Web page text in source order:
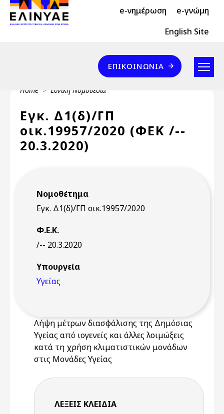
Skip to main content
Header Top 2 e-νημέρωση e-γνώμη
Header Top English Site
Επικοινωνία
ΕΠΙΚΟΙΝΩΝΊΑ
Breadcrumb
Home Εθνική Νομοθεσία
Εγκ. Δ1(δ)/ΓΠ
οικ.19957/2020 (ΦΕΚ /--
20.3.2020)
Νομοθέτημα
Εγκ. Δ1(δ)/ΓΠ οικ.19957/2020
Φ.Ε.Κ.
/-- 20.3.2020
Υπουργεία
Υγείας
Λήψη μέτρων διασφάλισης της Δημόσιας
Υγείας από ιογενείς και άλλες λοιμώξεις
κατά τη χρήση κλιματιστικών μονάδων
στις Μονάδες Υγείας
ΛΈΞΕΙΣ KΛΕΙΔΙΆ